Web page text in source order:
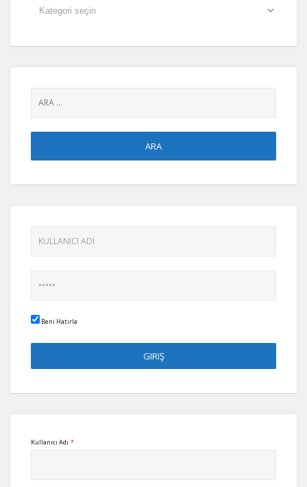
Lütfen
Beni Hatırla
Kullanıcı Adı *